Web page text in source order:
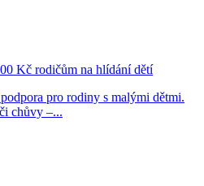
Kč rodičům na hlídání dětí
pro rodiny s malými dětmi.
chůvy –...